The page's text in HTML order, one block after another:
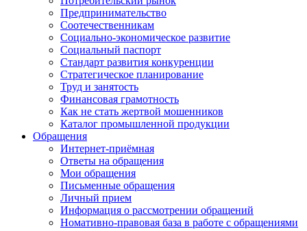
Предпринимательство
Соотечественникам
Социально-экономическое развитие
Социальный паспорт
Стандарт развития конкуренции
Стратегическое планирование
Труд и занятость
Финансовая грамотность
Как не стать жертвой мошенников
Каталог промышленной продукции
Обращения
Интернет-приёмная
Ответы на обращения
Мои обращения
Письменные обращения
Личный прием
Информация о рассмотрении обращений
Номативно-правовая база в работе с обращениями